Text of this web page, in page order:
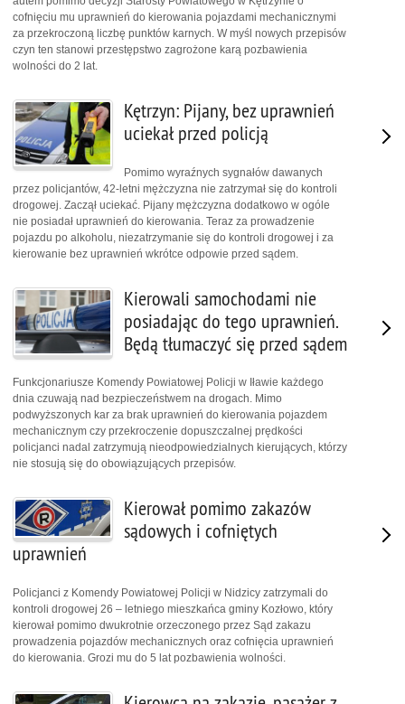
cofnięciu mu uprawnień do kierowania pojazdami mechanicznymi
za przekroczoną liczbę punktów karnych. W myśl nowych przepisów
czyn ten stanowi przestępstwo zagrożone karą pozbawienia
wolności do 2 lat.
Kętrzyn: Pijany, bez uprawnień
uciekał przed policją
Pomimo wyraźnych sygnałów dawanych
przez policjantów, 42-letni mężczyzna nie zatrzymał się do kontroli
drogowej. Zaczął uciekać. Pijany mężczyzna dodatkowo w ogóle
nie posiadał uprawnień do kierowania. Teraz za prowadzenie
pojazdu po alkoholu, niezatrzymanie się do kontroli drogowej i za
kierowanie bez uprawnień wkrótce odpowie przed sądem.
Kierowali samochodami nie
posiadając do tego uprawnień.
Będą tłumaczyć się przed sądem
Funkcjonariusze Komendy Powiatowej Policji w Iławie każdego
dnia czuwają nad bezpieczeństwem na drogach. Mimo
podwyższonych kar za brak uprawnień do kierowania pojazdem
mechanicznym czy przekroczenie dopuszczalnej prędkości
policjanci nadal zatrzymują nieodpowiedzialnych kierujących, którzy
nie stosują się do obowiązujących przepisów.
Kierował pomimo zakazów
sądowych i cofniętych
uprawnień
Policjanci z Komendy Powiatowej Policji w Nidzicy zatrzymali do
kontroli drogowej 26 – letniego mieszkańca gminy Kozłowo, który
kierował pomimo dwukrotnie orzeczonego przez Sąd zakazu
prowadzenia pojazdów mechanicznych oraz cofnięcia uprawnień
do kierowania. Grozi mu do 5 lat pozbawienia wolności.